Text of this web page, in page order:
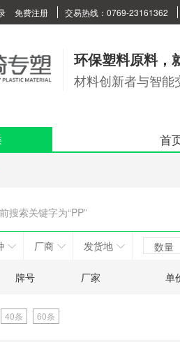
免费注册 交易热线：0769-23161362
环保塑料原料，
材料创新者与智能
首
搜索关键字为“PP”
厂商 发货地 数量
牌号 厂家 单
40条 60条